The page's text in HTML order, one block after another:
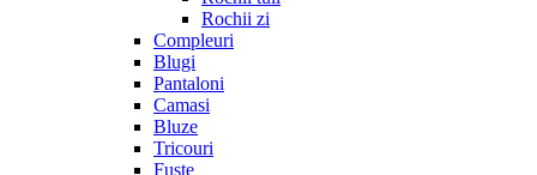
Rochii zi
Compleuri
Blugi
Pantaloni
Camasi
Bluze
Tricouri
Fuste